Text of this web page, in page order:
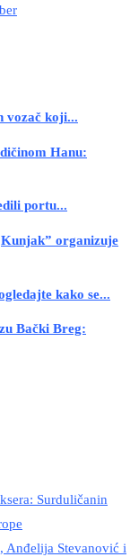
vozač koji...
Hanu:
portu...
organizuje
kako se...
Bački Breg:
Surduličanin
Anđelija Stevanović i